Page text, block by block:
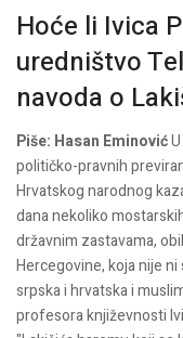
Hoće li Ivica
uredništvo
navoda o
Piše: Hasan Eminović
političko-pravnih
Hrvatskog narodnog
dana nekoliko
državnim zastavama,
Hercegovine, koja nije
srpska i hrvatska i
profesora književnosti